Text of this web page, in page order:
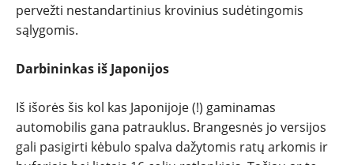
REPORTAŽAI
SPORTAS
PATARIMAI
ĮVAIRENYBĖS
pervežti nestandartinius krovinius sudėtingomis
sąlygomis.
Darbininkas iš Japonijos
Iš išorės šis kol kas Japonijoje (!) gaminamas
automobilis gana patrauklus. Brangesnės jo versijos
gali pasigirti kėbulo spalva dažytomis ratų arkomis ir